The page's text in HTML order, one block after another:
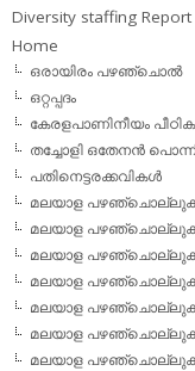
Diversity staffing Report
Home
ഒരായിരം പഴഞ്ചൊല്‍
ഒറ്റപ്പദം
കേരളപാണിനീയം
തച്ചോളി ഒതേനൻ
പതിനെട്ടരക്കവികള്‍
മലയാള
മലയാള
മലയാള
മലയാള
മലയാള
മലയാള
മലയാള